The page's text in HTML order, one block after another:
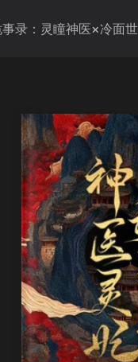
录：灵瞳神医×冷面